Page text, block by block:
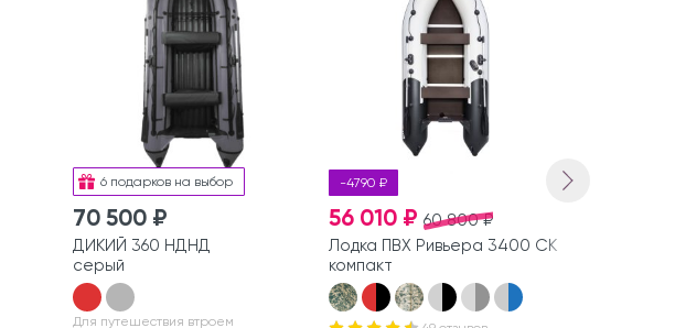
6 подарков на выбор
70 500 ₽
ДИКИЙ 360 НДНД
серый
Для путешествия втроем
-4790 ₽
60 800 ₽
56 010 ₽
Лодка ПВХ Ривьера 3400 СК
компакт